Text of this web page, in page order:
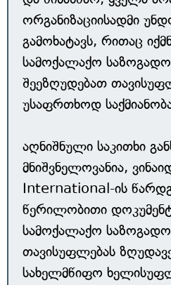
ორგანიზაციისადმი
გამოხატავს, რითაც
სამოქალაქო
შეეზღუდებათ
უსაფრთხოდ
აღნიშნული საკითხი
მნიშვნელოვანია,
International-ის
წერილობითი
სამოქალაქო
თავისუფლებას
სახელმწიფო